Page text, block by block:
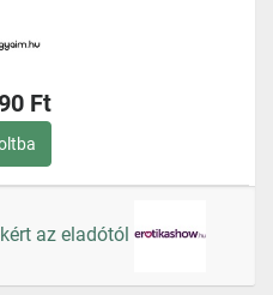
Ft
az eladótól